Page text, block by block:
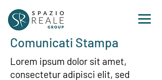
Comunicati Stampa
Lorem ipsum dolor sit amet,
consectetur adipisci elit, sed